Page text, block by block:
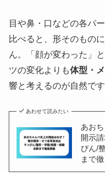
目や鼻・口などの各パ
比べると、形そのもの
ん。「顔が変わった」
ツの変化よりも体型・
響と考えるのが自然です
あわせて読みたい
あお
開示
ぴん/
まで